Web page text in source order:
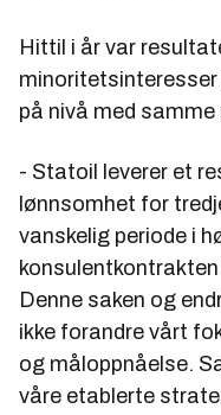
Hittil i år var
minoritetsinteresser
på nivå med samme
- Statoil leverer et
lønnsomhet for
vanskelig periode i
Denne saken og
ikke forandre vårt
og måloppnåelse.
våre etablerte